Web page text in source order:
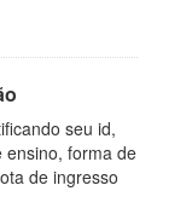
seu id,
ensino, forma de
de ingresso